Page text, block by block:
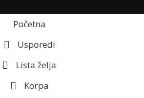
Početna
Usporedi
Lista želja
Korpa